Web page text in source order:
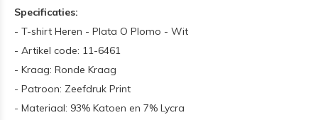
Specificaties:
- T-shirt Heren - Plata O Plomo - Wit
- Artikel code: 11-6461
- Kraag: Ronde Kraag
- Patroon: Zeefdruk Print
- Materiaal: 93% Katoen en 7% Lycra